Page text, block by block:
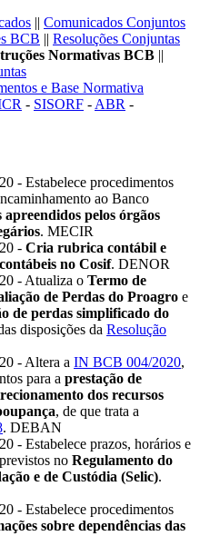
|| Comunicados Conjuntos
BCB || Resoluções Conjuntas
Normativas BCB ||
e Base Normativa
- SISORF - ABR -
- Estabelece procedimentos
ao Banco
apreendidos pelos órgãos
. MECIR
- Cria rubrica contábil e
no Cosif. DENOR
- Atualiza o Termo de
de Perdas do Proagro e
de perdas simplificado do
disposições da Resolução
- Altera a IN BCB 004/2020,
para a prestação de
dos recursos
, de que trata a
. DEBAN
- Estabelece prazos, horários e
no Regulamento do
e de Custódia (Selic).
- Estabelece procedimentos
sobre dependências das